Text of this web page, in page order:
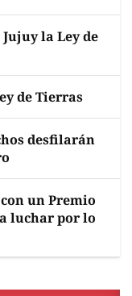
la Ley de
de Tierras
desfilarán
un Premio
luchar por lo